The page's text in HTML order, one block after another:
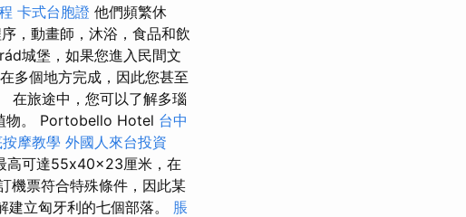
卡式台胞證 他們頻繁休
，動畫師，沐浴，食品和飲
城堡，如果您進入民間文
多個地方完成，因此您甚至
在旅途中，您可以了解多瑙
物。 Portobello Hotel 台中
摩教學 外國人來台投資
高可達55x40x23厘米，在
機票符合特殊條件，因此某
立匈牙利的七個部落。 脹